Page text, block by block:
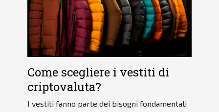
Come scegliere i vestiti di
criptovaluta?
I vestiti fanno parte dei bisogni fondamentali